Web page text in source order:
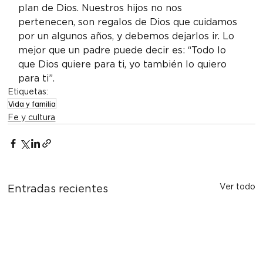
plan de Dios. Nuestros hijos no nos
pertenecen, son regalos de Dios que cuidamos
por un algunos años, y debemos dejarlos ir. Lo
mejor que un padre puede decir es: “Todo lo
que Dios quiere para ti, yo también lo quiero
para ti”.
Etiquetas:
Vida y familia
Fe y cultura
Entradas recientes Ver todo